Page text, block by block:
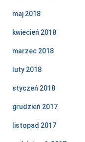
maj 2018
kwiecień 2018
marzec 2018
luty 2018
styczeń 2018
grudzień 2017
listopad 2017